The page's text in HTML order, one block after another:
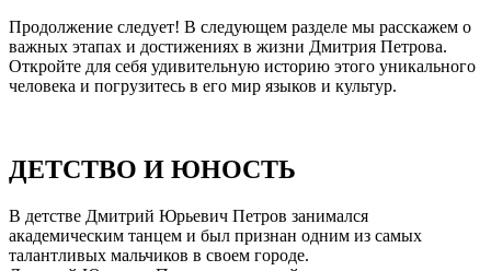
Продолжение следует! В следующем разделе мы расскажем о
важных этапах и достижениях в жизни Дмитрия Петрова.
Откройте для себя удивительную историю этого уникального
человека и погрузитесь в его мир языков и культур.
ДЕТСТВО И ЮНОСТЬ
В детстве Дмитрий Юрьевич Петров занимался
академическим танцем и был признан одним из самых
талантливых мальчиков в своем городе.